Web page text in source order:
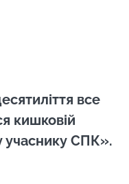
все
кишковій
учаснику СПК».